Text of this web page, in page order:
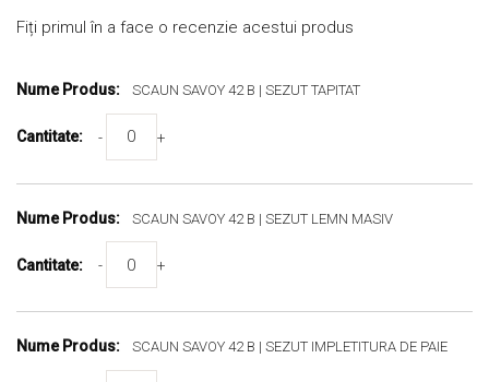
Fiți primul în a face o recenzie acestui produs
Grupate
SCAUN SAVOY 42 B | SEZUT TAPITAT
- +
SCAUN SAVOY 42 B | SEZUT LEMN MASIV
- +
SCAUN SAVOY 42 B | SEZUT IMPLETITURA DE PAIE